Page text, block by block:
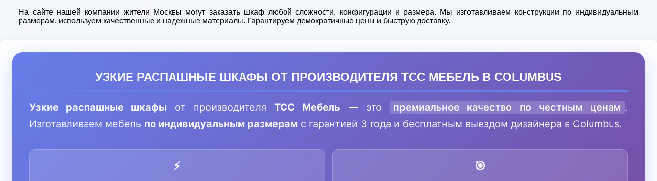
На сайте нашей компании жители Москвы могут заказать шкаф любой сложности, конфигурации и размера. Мы изготавливаем конструкции по индивидуальным
размерам, используем качественные и надежные материалы. Гарантируем демократичные цены и быструю доставку.
УЗКИЕ РАСПАШНЫЕ ШКАФЫ ОТ ПРОИЗВОДИТЕЛЯ ТСС МЕБЕЛЬ В COLUMBUS
Узкие распашные шкафы от производителяТСС Мебель — это премиальное качество по честным ценам .
Изготавливаем мебель по индивидуальным размерам с гарантией 3 года и бесплатным выездом дизайнера в Columbus.
⚡ 🎯